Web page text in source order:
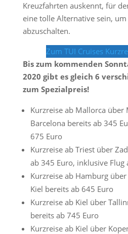
Kreuzfahrten auskennt, für
eine tolle Alternative sein,
abzuschalten.
Zum TUI Cruises
Bis zum kommenden
2020 gibt es gleich 6
zum Spezialpreis!
Kurzreise ab Mallorca über
Barcelona bereits ab 345
675 Euro
Kurzreise ab Triest über
ab 345 Euro, inklusive Flug
Kurzreise ab Hamburg
Kiel bereits ab 645 Euro
Kurzreise ab Kiel über
bereits ab 745 Euro
Kurzreise ab Kiel über